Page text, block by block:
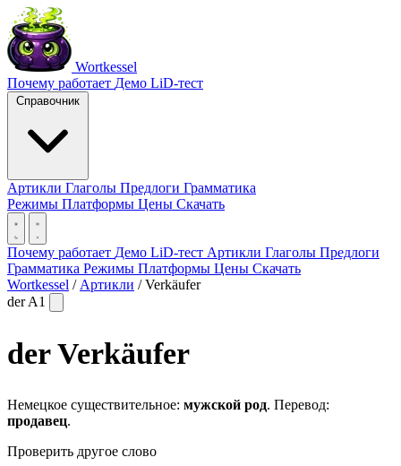
Wortkessel
Почему работает Демо LiD-тест
Справочник
Артикли Глаголы Предлоги Грамматика
Режимы Платформы Цены Скачать
Почему работает Демо LiD-тест Артикли Глаголы Предлоги
Грамматика Режимы Платформы Цены Скачать
Wortkessel / Артикли / Verkäufer
derA1
derVerkäufer
Немецкое существительное: мужской род. Перевод:
продавец.
Проверить другое слово